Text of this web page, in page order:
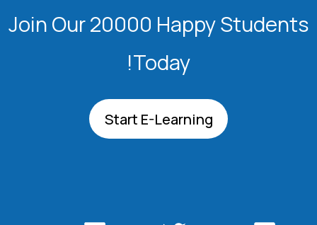
Join Our 20000 Happy Students​
Today!
Start E-Learning